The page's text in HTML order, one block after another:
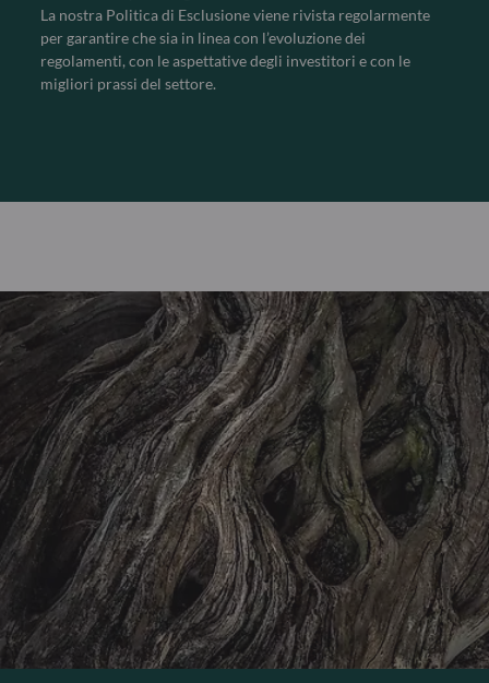
La nostra Politica di Esclusione viene rivista regolarmente
per garantire che sia in linea con l’evoluzione dei
regolamenti, con le aspettative degli investitori e con le
migliori prassi del settore.